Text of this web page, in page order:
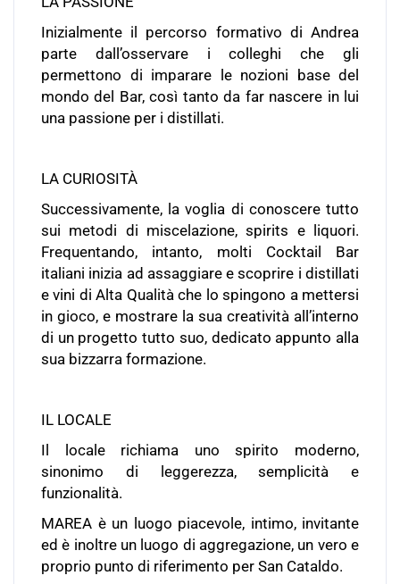
Inizialmente il percorso formativo di Andrea
parte dall’osservare i colleghi che gli
permettono di imparare le nozioni base del
mondo del Bar, così tanto da far nascere in lui
una passione per i distillati.
LA CURIOSITÀ
Successivamente, la voglia di conoscere tutto
sui metodi di miscelazione, spirits e liquori.
Frequentando, intanto, molti Cocktail Bar
italiani inizia ad assaggiare e scoprire i distillati
e vini di Alta Qualità che lo spingono a mettersi
in gioco, e mostrare la sua creatività all’interno
di un progetto tutto suo, dedicato appunto alla
sua bizzarra formazione.
IL LOCALE
Il locale richiama uno spirito moderno,
sinonimo di leggerezza, semplicità e
funzionalità.
MAREA è un luogo piacevole, intimo, invitante
ed è inoltre un luogo di aggregazione, un vero e
proprio punto di riferimento per San Cataldo.